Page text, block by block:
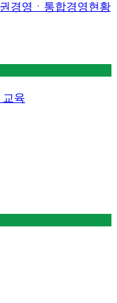
경영 ㆍ통합경영현황
교육